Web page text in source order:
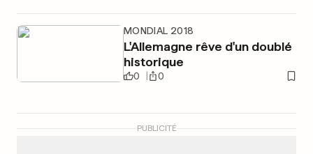
MONDIAL 2018
L'Allemagne rêve d'un doublé
historique
0 0
PUBLICITÉ